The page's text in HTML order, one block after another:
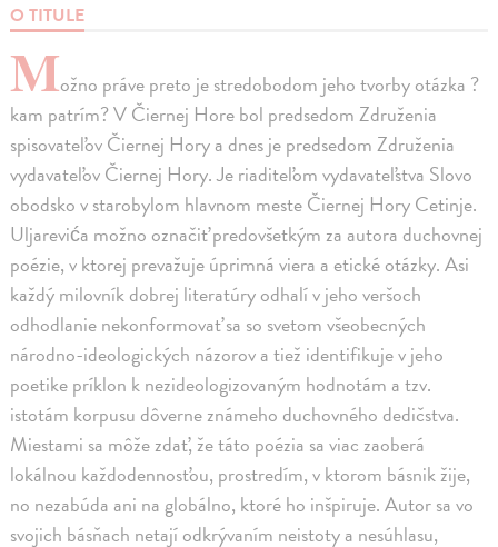
O TITULE
Možno práve preto je stredobodom jeho tvorby otázka ?
kam patrím? V Čiernej Hore bol predsedom Združenia
spisovateľov Čiernej Hory a dnes je predsedom Združenia
vydavateľov Čiernej Hory. Je riaditeľom vydavateľstva Slovo
obodsko v starobylom hlavnom meste Čiernej Hory Cetinje.
Uljarevića možno označiť predovšetkým za autora duchovnej
poézie, v ktorej prevažuje úprimná viera a etické otázky. Asi
každý milovník dobrej literatúry odhalí v jeho veršoch
odhodlanie nekonformovať sa so svetom všeobecných
národno-ideologických názorov a tiež identifikuje v jeho
poetike príklon k nezideologizovaným hodnotám a tzv.
istotám korpusu dôverne známeho duchovného dedičstva.
Miestami sa môže zdať, že táto poézia sa viac zaoberá
lokálnou každodennosťou, prostredím, v ktorom básnik žije,
no nezabúda ani na globálno, ktoré ho inšpiruje. Autor sa vo
svojich básňach netají odkrývaním neistoty a nesúhlasu,